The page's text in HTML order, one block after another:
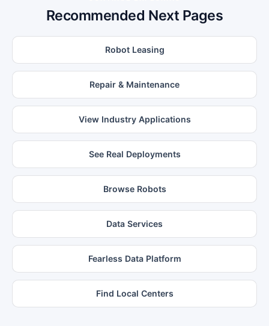
Recommended Next Pages
Robot Leasing
Repair & Maintenance
View Industry Applications
See Real Deployments
Browse Robots
Data Services
Fearless Data Platform
Find Local Centers